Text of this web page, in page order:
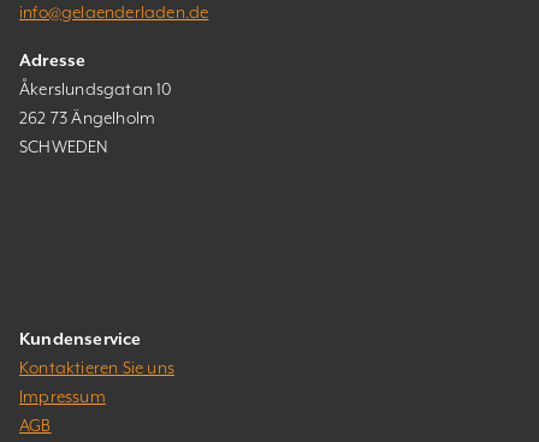
info@gelaenderladen.de
Adresse
Åkerslundsgatan 10
262 73 Ängelholm
SCHWEDEN
Kundenservice
Kontaktieren Sie uns
Impressum
AGB